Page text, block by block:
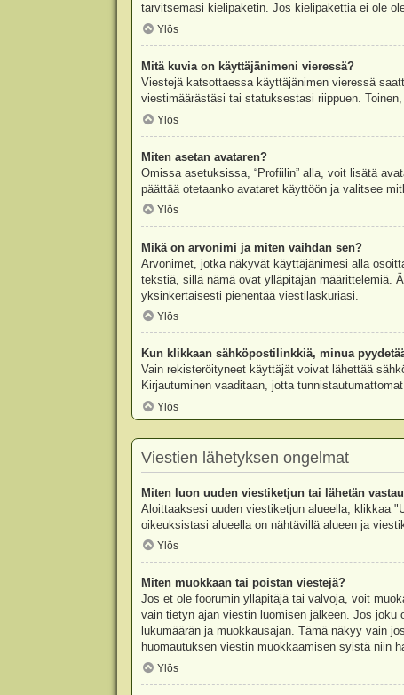
tarvitsemasi kielipaketin. Jos kielipakettia ei ole
Ylös
Mitä kuvia on käyttäjänimeni vieressä?
Viestejä katsottaessa käyttäjänimen vieressä
viestimäärästäsi tai statuksestasi riippuen.
Ylös
Miten asetan avataren?
Omissa asetuksissa, “Profiilin” alla, voit lisätä
päättää otetaanko avataret käyttöön ja valitsee
Ylös
Mikä on arvonimi ja miten vaihdan sen?
Arvonimet, jotka näkyvät käyttäjänimesi alla
tekstiä, sillä nämä ovat ylläpitäjän määrittelemiä.
yksinkertaisesti pienentää viestilaskuriasi.
Ylös
Kun klikkaan sähköpostilinkkiä, minua
Vain rekisteröityneet käyttäjät voivat lähettää
Kirjautuminen vaaditaan, jotta
Ylös
Viestien lähetyksen ongelmat
Miten luon uuden viestiketjun tai lähetän
Aloittaaksesi uuden viestiketjun alueella, klikkaa
oikeuksistasi alueella on nähtävillä alueen ja
Ylös
Miten muokkaan tai poistan viestejä?
Jos et ole foorumin ylläpitäjä tai valvoja, voit
vain tietyn ajan viestin luomisen jälkeen. Jos
lukumäärän ja muokkausajan. Tämä näkyy vain
huomautuksen viestin muokkaamisen syistä niin
Ylös